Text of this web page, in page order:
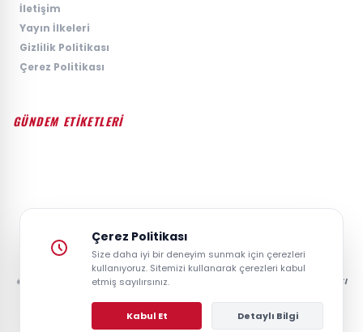
İletişim
Yayın İlkeleri
Gizlilik Politikası
Çerez Politikası
GÜNDEM ETİKETLERİ
© 2026 GAZETESAYFA | TÜRKIYE VE DÜNYANIN GÜNCEL HABER POSTASI
Çerez Politikası
Size daha iyi bir deneyim sunmak için çerezleri
kullanıyoruz. Sitemizi kullanarak çerezleri kabul
etmiş sayılırsınız.
Kabul Et Detaylı Bilgi